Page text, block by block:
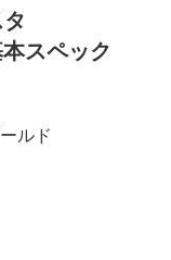
スペック
ルド